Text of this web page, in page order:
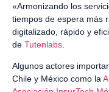
«Armonizando los
tiempos de espera más
digitalizado, rápido y
de Tutenlabs
Algunos actores
Chile y México como la